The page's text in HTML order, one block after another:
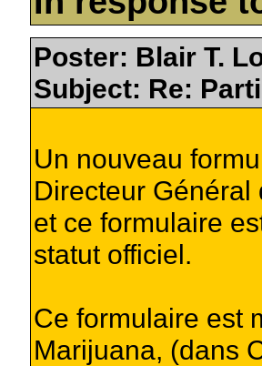
Poster: Blair T.
Subject: Re:
Un nouveau
Directeur
et ce formulaire
statut officiel.
Ce formulaire est
Marijuana, (dans